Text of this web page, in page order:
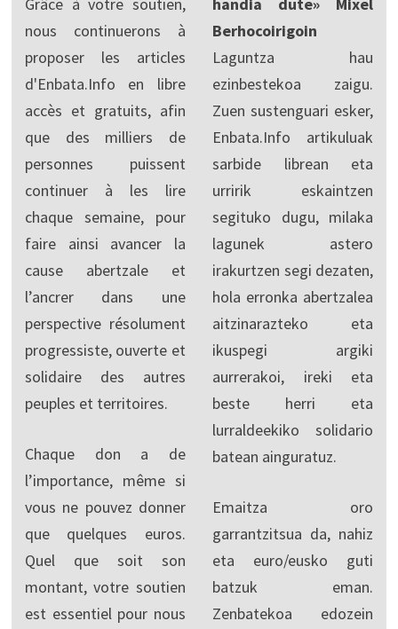
Grâce à votre soutien,
nous continuerons à
proposer les articles
d'Enbata.Info en libre
accès et gratuits, afin
que des milliers de
personnes puissent
continuer à les lire
chaque semaine, pour
faire ainsi avancer la
cause abertzale et
l’ancrer dans une
perspective résolument
progressiste, ouverte et
solidaire des autres
peuples et territoires.
Chaque don a de
l’importance, même si
vous ne pouvez donner
que quelques euros.
Quel que soit son
montant, votre soutien
est essentiel pour nous
handia dute» Mixel
Berhocoirigoin
Laguntza hau
ezinbestekoa zaigu.
Zuen sustenguari esker,
Enbata.Info artikuluak
sarbide librean eta
urririk eskaintzen
segituko dugu, milaka
lagunek astero
irakurtzen segi dezaten,
hola erronka abertzalea
aitzinarazteko eta
ikuspegi argiki
aurrerakoi, ireki eta
beste herri eta
lurraldeekiko solidario
batean ainguratuz.
Emaitza oro
garrantzitsua da, nahiz
eta euro/eusko guti
batzuk eman.
Zenbatekoa edozein